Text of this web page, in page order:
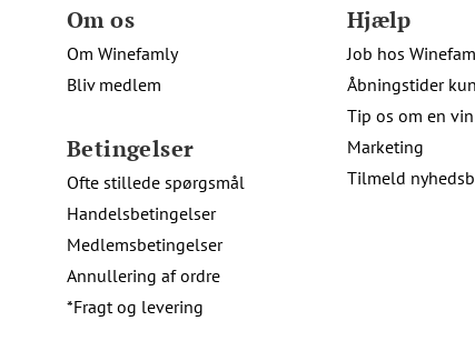
Om os
Om Winefamly
Bliv medlem
Betingelser
Ofte stillede spørgsmål
Handelsbetingelser
Medlemsbetingelser
Annullering af ordre
*Fragt og levering
Hjælp
Job hos
Åbningstider
Tip os om en vin
Marketing
Tilmeld